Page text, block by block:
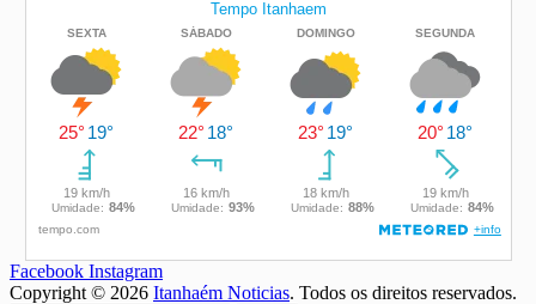
Facebook Instagram
Copyright © 2026 Itanhaém Noticias. Todos os direitos reservados.